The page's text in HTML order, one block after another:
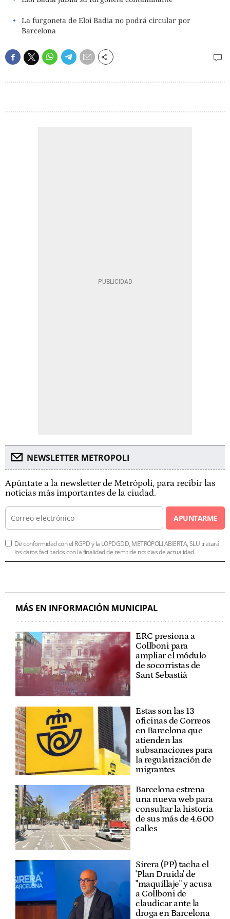
La furgoneta de Eloi Badia no podrá circular por
Barcelona
NEWSLETTER METROPOLI
Apúntate a la newsletter de Metrópoli, para recibir las
noticias más importantes de la ciudad.
APUNTARME
De conformidad con el RGPD y la LOPDGDD, METRÓPOLI ABIERTA, SLU tratará
los datos facilitados con la finalidad de remitirle noticias de actualidad.
MÁS EN INFORMACIÓN MUNICIPAL
ERC presiona a
Collboni para
ampliar el módulo
de socorristas de
Sant Sebastià
Estas son las 13
oficinas de Correos
en Barcelona que
atienden las
subsanaciones para
la regularización de
migrantes
Barcelona estrena
una nueva web para
consultar la historia
de sus más de 4.600
calles
Sirera (PP) tacha el
'Plan Druida' de
"maquillaje" y acusa
a Collboni de
claudicar ante la
droga en Barcelona